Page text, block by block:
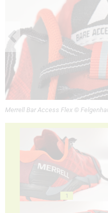
Merrell Bar Access Flex ©
1